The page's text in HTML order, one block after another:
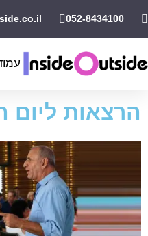
052-8434100
הרצאות